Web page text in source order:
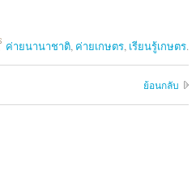
ค่ายนานาชาติ, ค่ายเกษตร, เรียนรู้เกษตร.
ย้อนกลับ